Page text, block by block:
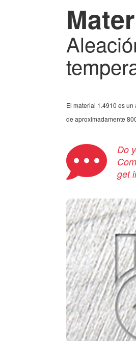
El material 1.4910 es
de aproximadamente
Do
get